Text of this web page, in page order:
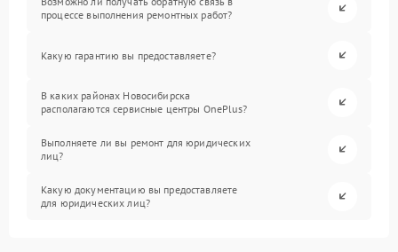
процессе выполнения ремонтных работ?
Какую гарантию вы предоставляете?
В каких районах Новосибирска
располагаются сервисные центры OnePlus?
Выполняете ли вы ремонт для юридических
лиц?
Какую документацию вы предоставляете
для юридических лиц?